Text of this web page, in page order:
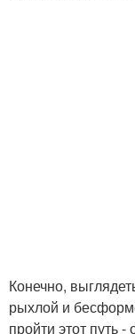
Конечно,
рыхлой и
пройти этот путь